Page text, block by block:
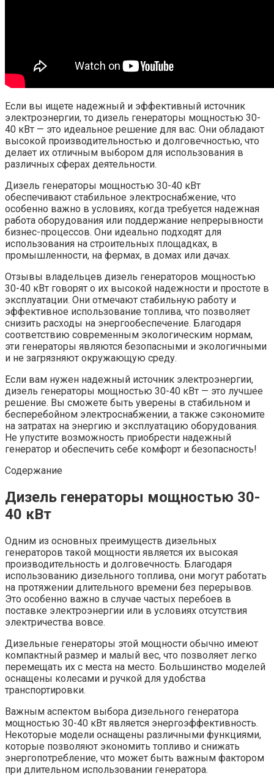
Если вы ищете надежный и эффективный источник
электроэнергии, то дизель генераторы мощностью 30-
40 кВт — это идеальное решение для вас. Они обладают
высокой производительностью и долговечностью, что
делает их отличным выбором для использования в
различных сферах деятельности.
Дизель генераторы мощностью 30-40 кВт
обеспечивают стабильное электроснабжение, что
особенно важно в условиях, когда требуется надежная
работа оборудования или поддержание непрерывности
бизнес-процессов. Они идеально подходят для
использования на строительных площадках, в
промышленности, на фермах, в домах или дачах.
Отзывы владельцев дизель генераторов мощностью
30-40 кВт говорят о их высокой надежности и простоте в
эксплуатации. Они отмечают стабильную работу и
эффективное использование топлива, что позволяет
снизить расходы на энергообеспечение. Благодаря
соответствию современным экологическим нормам,
эти генераторы являются безопасными и экологичными
и не загрязняют окружающую среду.
Если вам нужен надежный источник электроэнергии,
дизель генераторы мощностью 30-40 кВт — это лучшее
решение. Вы сможете быть уверены в стабильном и
бесперебойном электроснабжении, а также сэкономите
на затратах на энергию и эксплуатацию оборудования.
Не упустите возможность приобрести надежный
генератор и обеспечить себе комфорт и безопасность!
Содержание
Дизель генераторы мощностью 30-
40 кВт
Одним из основных преимуществ дизельных
генераторов такой мощности является их высокая
производительность и долговечность. Благодаря
использованию дизельного топлива, они могут работать
на протяжении длительного времени без перерывов.
Это особенно важно в случае частых перебоев в
поставке электроэнергии или в условиях отсутствия
электричества вовсе.
Дизельные генераторы этой мощности обычно имеют
компактный размер и малый вес, что позволяет легко
перемещать их с места на место. Большинство моделей
оснащены колесами и ручкой для удобства
транспортировки.
Важным аспектом выбора дизельного генератора
мощностью 30-40 кВт является энергоэффективность.
Некоторые модели оснащены различными функциями,
которые позволяют экономить топливо и снижать
энергопотребление, что может быть важным фактором
при длительном использовании генератора.